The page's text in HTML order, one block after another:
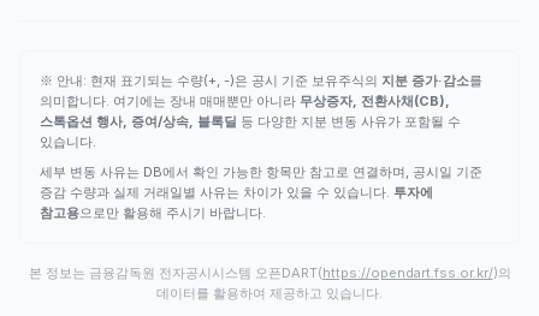
※ 안내: 현재 표기되는 수량(+, -)은 공시 기준 보유주식의 지분 증가·감소를
의미합니다. 여기에는 장내 매매뿐만 아니라 무상증자, 전환사채(CB),
스톡옵션 행사, 증여/상속, 블록딜 등 다양한 지분 변동 사유가 포함될 수
있습니다.
세부 변동 사유는 DB에서 확인 가능한 항목만 참고로 연결하며, 공시일 기준
증감 수량과 실제 거래일별 사유는 차이가 있을 수 있습니다. 투자에
참고용으로만 활용해 주시기 바랍니다.
본 정보는 금융감독원 전자공시시스템 오픈DART(https://opendart.fss.or.kr/)의
데이터를 활용하여 제공하고 있습니다.